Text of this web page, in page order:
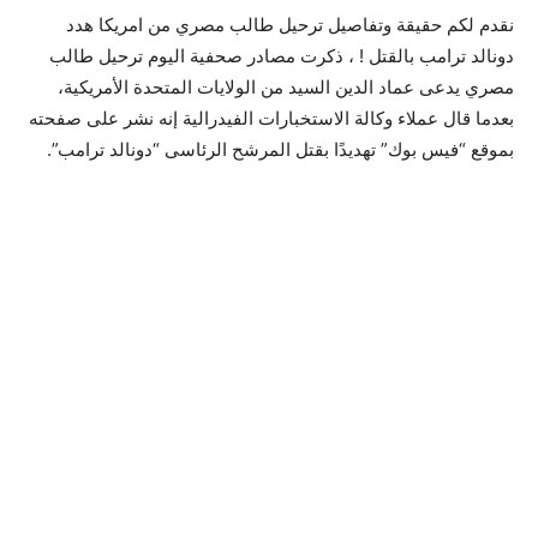
نقدم لكم حقيقة وتفاصيل ترحيل طالب مصري من امريكا هدد
دونالد ترامب بالقتل ! ، ذكرت مصادر صحفية اليوم ترحيل طالب
مصري يدعى عماد الدين السيد من الولايات المتحدة الأمريكية،
بعدما قال عملاء وكالة الاستخبارات الفيدرالية إنه نشر على صفحته
بموقع “فيس بوك” تهديدًا بقتل المرشح الرئاسى “دونالد ترامب”.